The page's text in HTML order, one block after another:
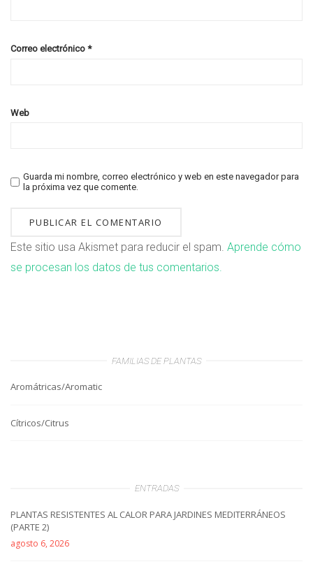
Correo electrónico *
Web
Guarda mi nombre, correo electrónico y web en este navegador para
la próxima vez que comente.
Este sitio usa Akismet para reducir el spam. Aprende cómo
se procesan los datos de tus comentarios.
FAMILIAS DE PLANTAS
Aromátricas/Aromatic
Cítricos/Citrus
ENTRADAS
PLANTAS RESISTENTES AL CALOR PARA JARDINES MEDITERRÁNEOS
(PARTE 2)
agosto 6, 2026